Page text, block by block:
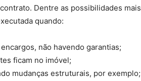
Dentre as possibilidades mais
quando:
não havendo garantias;
ficam no imóvel;
mudanças estruturais, por exemplo;